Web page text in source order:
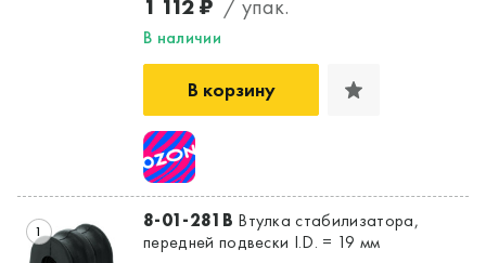
1 112 ₽ / упак.
В наличии
В корзину
1 8-01-281B Втулка стабилизатора,
передней подвески I.D. = 19 мм